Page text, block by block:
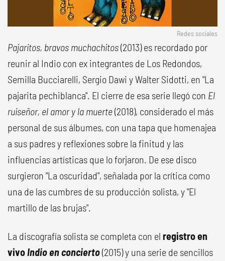
Redes sociales
Pajaritos, bravos muchachitos(2013) es recordado por
reunir al Indio con ex integrantes de Los Redondos,
Semilla Bucciarelli, Sergio Dawi y Walter Sidotti, en "La
pajarita pechiblanca". El cierre de esa serie llegó con El
ruiseñor, el amor y la muerte(2018), considerado el más
personal de sus álbumes, con una tapa que homenajea
a sus padres y reflexiones sobre la finitud y las
influencias artísticas que lo forjaron. De ese disco
surgieron "La oscuridad", señalada por la crítica como
una de las cumbres de su producción solista, y "El
martillo de las brujas".
La discografía solista se completa con el registro en
vivo Indio en concierto(2015) y una serie de sencillos